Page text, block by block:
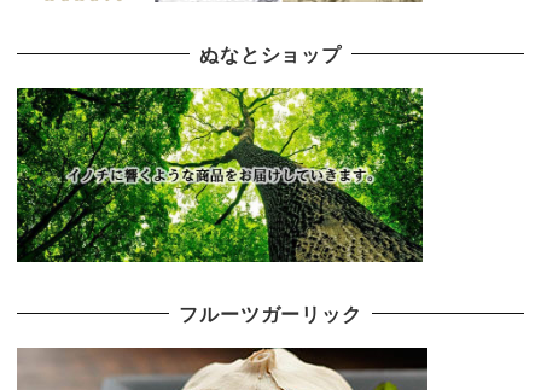
ぬなとショップ
フルーツガーリック